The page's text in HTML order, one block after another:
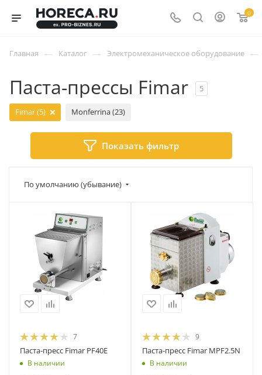
0
Главная — Каталог — Электромеханическое оборудование —
Паста-прессы Fimar 5
Fimar (5) Monferrina (23)
Показать фильтр
По умолчанию (убывание)
7
Паста-пресс Fimar PF40E
В наличии
9
Паста-пресс Fimar MPF2.5N
В наличии